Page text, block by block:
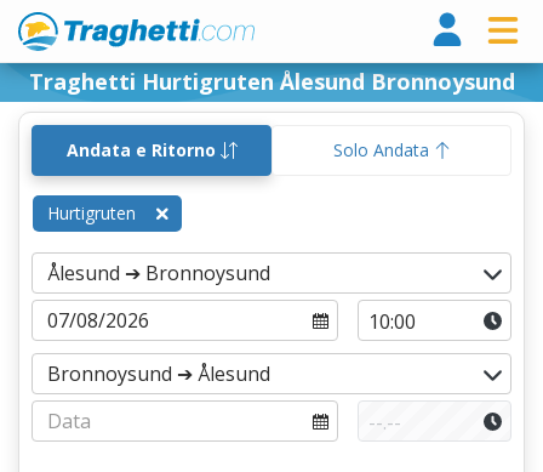
Traghetti Hurtigruten Ålesund Bronnoysund
Andata e Ritorno Solo Andata
Hurtigruten